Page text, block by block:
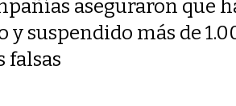
aseguraron que
suspendido más de
falsas